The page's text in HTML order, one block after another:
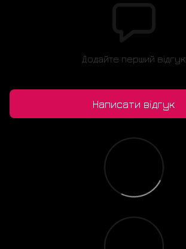
Додайте перший відгук
Написати відгук